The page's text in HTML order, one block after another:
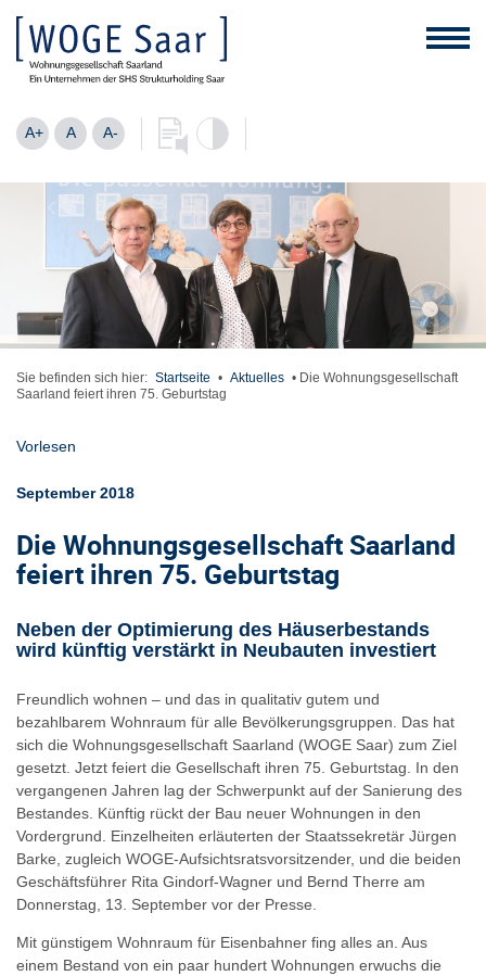
A+ A A-
Sie befinden sich hier: Startseite • Aktuelles • Die Wohnungsgesellschaft
Saarland feiert ihren 75. Geburtstag
Vorlesen
September 2018
Die Wohnungsgesellschaft Saarland
feiert ihren 75. Geburtstag
Neben der Optimierung des Häuserbestands
wird künftig verstärkt in Neubauten investiert
Freundlich wohnen – und das in qualitativ gutem und
bezahlbarem Wohnraum für alle Bevölkerungsgruppen. Das hat
sich die Wohnungsgesellschaft Saarland (WOGE Saar) zum Ziel
gesetzt. Jetzt feiert die Gesellschaft ihren 75. Geburtstag. In den
vergangenen Jahren lag der Schwerpunkt auf der Sanierung des
Bestandes. Künftig rückt der Bau neuer Wohnungen in den
Vordergrund. Einzelheiten erläuterten der Staatssekretär Jürgen
Barke, zugleich WOGE-Aufsichtsratsvorsitzender, und die beiden
Geschäftsführer Rita Gindorf-Wagner und Bernd Therre am
Donnerstag, 13. September vor der Presse.
Mit günstigem Wohnraum für Eisenbahner fing alles an. Aus
einem Bestand von ein paar hundert Wohnungen erwuchs die